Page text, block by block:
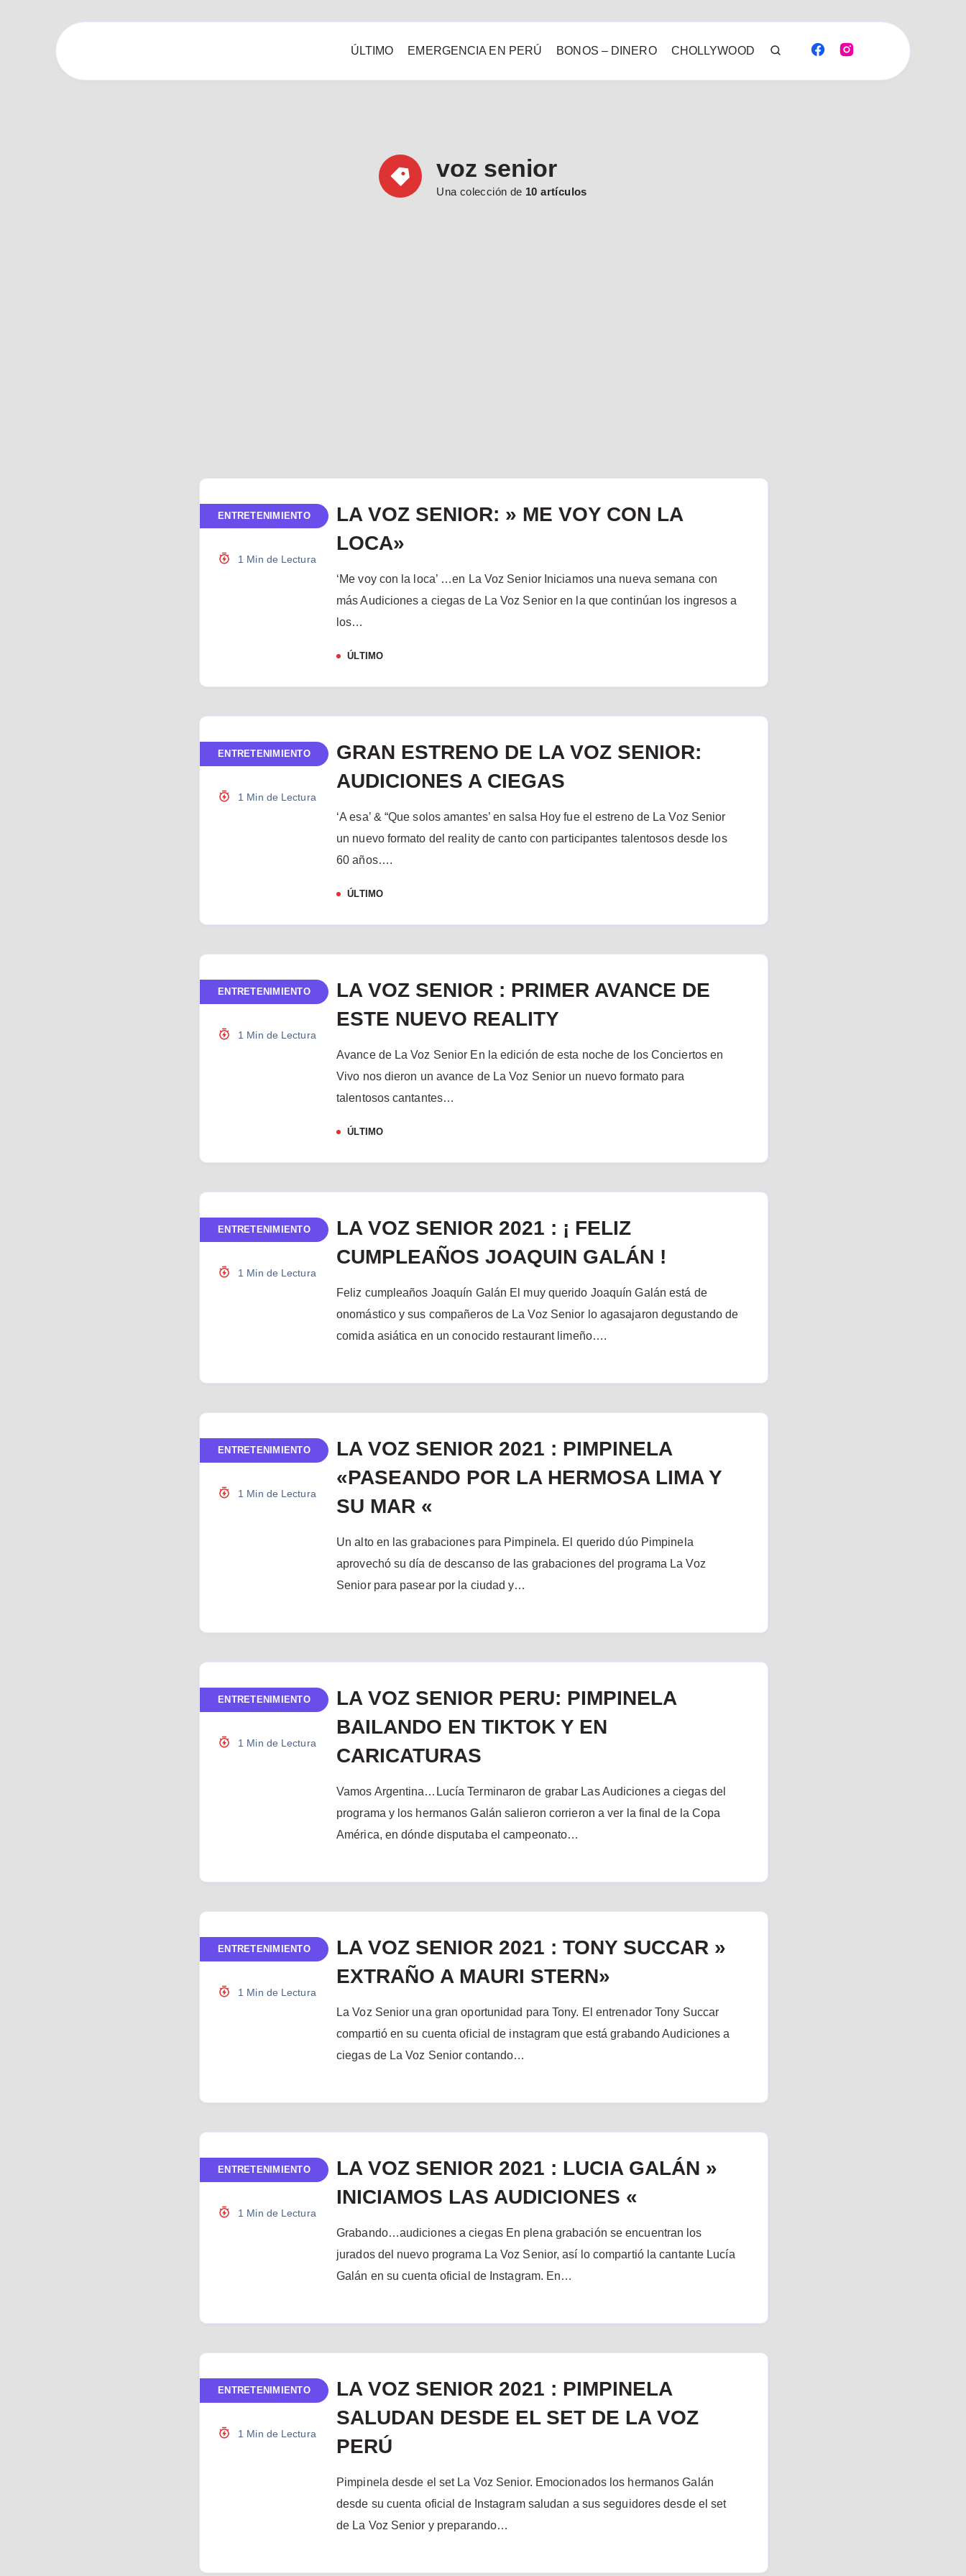
ÚLTIMO EMERGENCIA EN PERÚ BONOS – DINERO CHOLLYWOOD
voz senior
Una colección de 10 artículos
ENTRETENIMIENTO
1 Min de Lectura
LA VOZ SENIOR: » ME VOY CON LA
LOCA»
‘Me voy con la loca’ …en La Voz Senior Iniciamos una nueva semana con
más Audiciones a ciegas de La Voz Senior en la que continúan los ingresos a
los…
ÚLTIMO
ENTRETENIMIENTO
1 Min de Lectura
GRAN ESTRENO DE LA VOZ SENIOR:
AUDICIONES A CIEGAS
‘A esa’ & “Que solos amantes’ en salsa Hoy fue el estreno de La Voz Senior
un nuevo formato del reality de canto con participantes talentosos desde los
60 años….
ÚLTIMO
ENTRETENIMIENTO
1 Min de Lectura
LA VOZ SENIOR : PRIMER AVANCE DE
ESTE NUEVO REALITY
Avance de La Voz Senior En la edición de esta noche de los Conciertos en
Vivo nos dieron un avance de La Voz Senior un nuevo formato para
talentosos cantantes…
ÚLTIMO
ENTRETENIMIENTO
1 Min de Lectura
LA VOZ SENIOR 2021 : ¡ FELIZ
CUMPLEAÑOS JOAQUIN GALÁN !
Feliz cumpleaños Joaquín Galán El muy querido Joaquín Galán está de
onomástico y sus compañeros de La Voz Senior lo agasajaron degustando de
comida asiática en un conocido restaurant limeño….
ENTRETENIMIENTO
1 Min de Lectura
LA VOZ SENIOR 2021 : PIMPINELA
«PASEANDO POR LA HERMOSA LIMA Y
SU MAR «
Un alto en las grabaciones para Pimpinela. El querido dúo Pimpinela
aprovechó su día de descanso de las grabaciones del programa La Voz
Senior para pasear por la ciudad y…
ENTRETENIMIENTO
1 Min de Lectura
LA VOZ SENIOR PERU: PIMPINELA
BAILANDO EN TIKTOK Y EN
CARICATURAS
Vamos Argentina…Lucía Terminaron de grabar Las Audiciones a ciegas del
programa y los hermanos Galán salieron corrieron a ver la final de la Copa
América, en dónde disputaba el campeonato…
ENTRETENIMIENTO
1 Min de Lectura
LA VOZ SENIOR 2021 : TONY SUCCAR »
EXTRAÑO A MAURI STERN»
La Voz Senior una gran oportunidad para Tony. El entrenador Tony Succar
compartió en su cuenta oficial de instagram que está grabando Audiciones a
ciegas de La Voz Senior contando…
ENTRETENIMIENTO
1 Min de Lectura
LA VOZ SENIOR 2021 : LUCIA GALÁN »
INICIAMOS LAS AUDICIONES «
Grabando…audiciones a ciegas En plena grabación se encuentran los
jurados del nuevo programa La Voz Senior, así lo compartió la cantante Lucía
Galán en su cuenta oficial de Instagram. En…
ENTRETENIMIENTO
1 Min de Lectura
LA VOZ SENIOR 2021 : PIMPINELA
SALUDAN DESDE EL SET DE LA VOZ
PERÚ
Pimpinela desde el set La Voz Senior. Emocionados los hermanos Galán
desde su cuenta oficial de Instagram saludan a sus seguidores desde el set
de La Voz Senior y preparando…